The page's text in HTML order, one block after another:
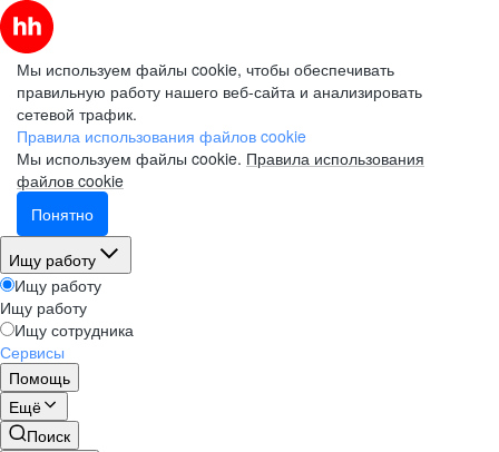
Мы используем файлы cookie, чтобы обеспечивать
правильную работу нашего веб-сайта и анализировать
сетевой трафик.
Правила использования файлов cookie
Мы используем файлы cookie. Правила использования
файлов cookie
Понятно
Ищу работу
Ищу работу
Ищу работу
Ищу сотрудника
Сервисы
Помощь
Ещё
Поиск